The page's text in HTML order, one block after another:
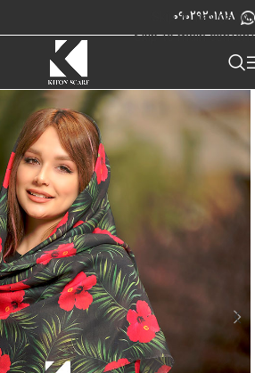
Skip to navigation
Skip to main content
09029201818